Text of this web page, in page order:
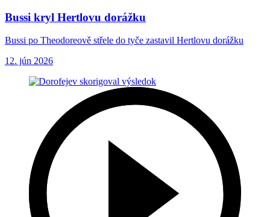
Bussi kryl Hertlovu dorážku
Bussi po Theodoreově střele do tyče zastavil Hertlovu dorážku
12. jún 2026